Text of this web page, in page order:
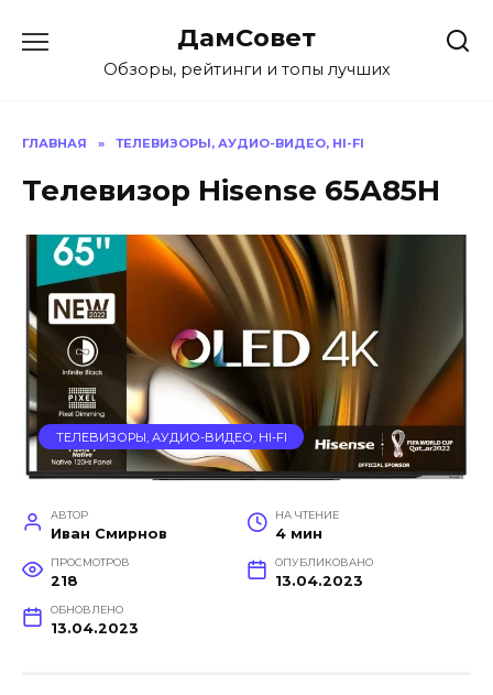
содержанию
ДамСовет
Обзоры, рейтинги и топы лучших
ГЛАВНАЯ » ТЕЛЕВИЗОРЫ, АУДИО-ВИДЕО, HI-FI
Телевизор Hisense 65A85H
ТЕЛЕВИЗОРЫ, АУДИО-ВИДЕО, HI-FI
АВТОР
Иван Смирнов
НА ЧТЕНИЕ
4 мин
ПРОСМОТРОВ
218
ОПУБЛИКОВАНО
13.04.2023
ОБНОВЛЕНО
13.04.2023